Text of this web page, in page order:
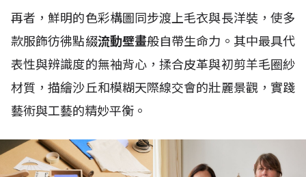
再者，鮮明的色彩構圖同步渡上毛衣與長洋裝，使多
款服飾彷彿點綴流動壁畫般自帶生命力。其中最具代
表性與辨識度的無袖背心，揉合皮革與初剪羊毛圈紗
材質，描繪沙丘和模糊天際線交會的壯麗景觀，實踐
藝術與工藝的精妙平衡。